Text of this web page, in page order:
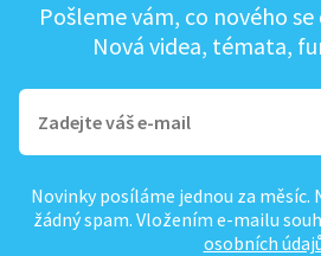
Pošleme vám, co nového se
Nová videa, témata,
Novinky posíláme jednou za měsíc.
žádný spam. Vložením e-mailu
osobních